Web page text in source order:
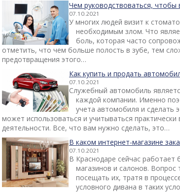
Чем руководствоваться,
07.10.2021
У многих людей визит к
необходимым злом. Что
боль, которая часто
отметить, что чем больше полость в зубе, тем
предотвращения этого…
Как купить и продать
07.10.2021
Служебный автомобиль
каждой компании. Именно
учета автомобиля и
может использоваться и учитываться
деятельности. Все, что вам нужно сделать, это…
В каком интернет-магазине
07.10.2021
В Краснодаре сейчас
магазинов и салонов.
посещать их, тратя в
условного дивана в таких